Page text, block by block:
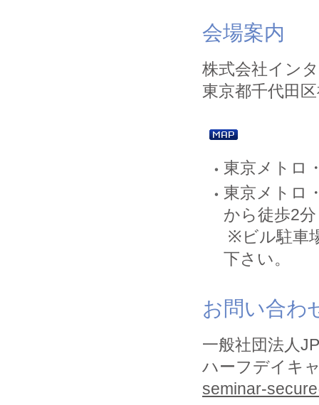
会場案内
株式会社イン
東京都千代田
東京メトロ
東京メトロ
から徒歩2分
※ビル駐車
下さい。
お問い合わ
一般社団法人
ハーフデイキ
seminar-